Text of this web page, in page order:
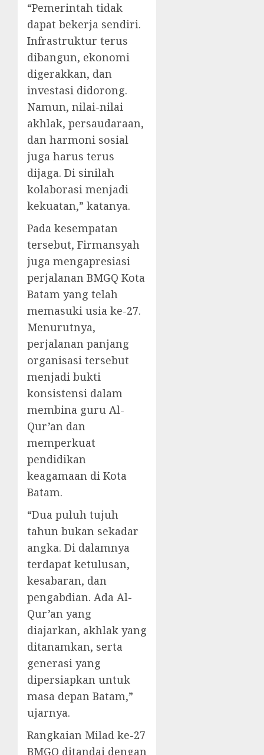
“Pemerintah tidak
dapat bekerja sendiri.
Infrastruktur terus
dibangun, ekonomi
digerakkan, dan
investasi didorong.
Namun, nilai-nilai
akhlak, persaudaraan,
dan harmoni sosial
juga harus terus
dijaga. Di sinilah
kolaborasi menjadi
kekuatan,” katanya.
Pada kesempatan
tersebut, Firmansyah
juga mengapresiasi
perjalanan BMGQ Kota
Batam yang telah
memasuki usia ke-27.
Menurutnya,
perjalanan panjang
organisasi tersebut
menjadi bukti
konsistensi dalam
membina guru Al-
Qur’an dan
memperkuat
pendidikan
keagamaan di Kota
Batam.
“Dua puluh tujuh
tahun bukan sekadar
angka. Di dalamnya
terdapat ketulusan,
kesabaran, dan
pengabdian. Ada Al-
Qur’an yang
diajarkan, akhlak yang
ditanamkan, serta
generasi yang
dipersiapkan untuk
masa depan Batam,”
ujarnya.
Rangkaian Milad ke-27
BMGQ ditandai dengan